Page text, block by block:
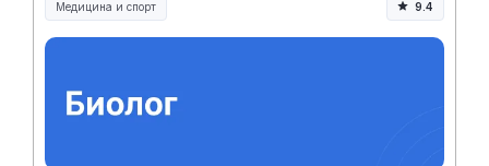
Медицина и спорт
Медицина, спорт и здоровье
9.4